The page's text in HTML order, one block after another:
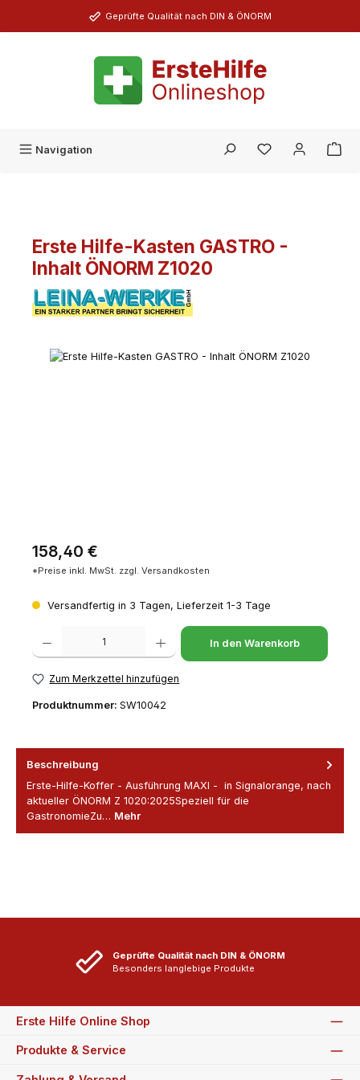
Zum Hauptinhalt springenGeprüfte Qualität nach DIN & ÖNORM
Navigation Du hast 0
Erste Hilfe-Kasten GASTRO -
Inhalt ÖNORM Z1020
Bildergalerie überspringen
Regulärer Preis:
158,40 €
*Preise inkl. MwSt. zzgl. Versandkosten
Versandfertig in 3 Tagen, Lieferzeit 1-3 Tage
Produkt Anzahl: Gib den gewünschten Wert ein oder benutze die
In den Warenkorb
Zum Merkzettel hinzufügen
Produktnummer: SW10042
Beschreibung
Erste-Hilfe-Koffer - Ausführung MAXI - in Signalorange, nach
aktueller ÖNORM Z 1020:2025Speziell für die
GastronomieZu… Mehr
Geprüfte Qualität nach DIN & ÖNORM
Besonders langlebige Produkte
Erste Hilfe Online Shop
Produkte & Service